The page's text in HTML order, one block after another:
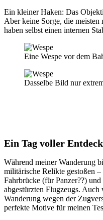
Ein kleiner Haken: Das
Aber keine Sorge, die
haben selbst einen internen
Eine Wespe vor dem
Dasselbe Bild nur
Ein Tag voller
Während meiner Wanderung
militärische Relikte gestoßen
Fahrbrücke (für Panzer??)
abgestürzten Flugzeugs.
Wanderung wegen der
perfekte Motive für meinen